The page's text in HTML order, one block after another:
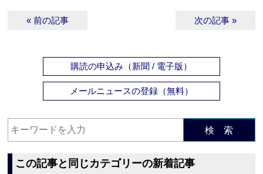
« 前の記事 次の記事 »
購読の申込み（新聞 / 電子版）
メールニュースの登録（無料）
検 索
この記事と同じカテゴリーの新着記事